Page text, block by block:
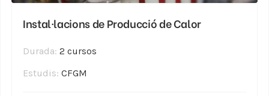
Instal·lacions de Producció de Calor
Durada: 2 cursos
Estudis: CFGM